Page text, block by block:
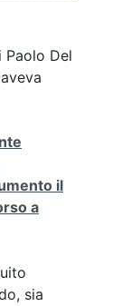
Paolo Del
il
a
sia